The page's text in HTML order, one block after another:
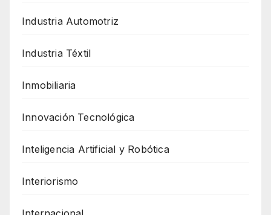
Industria Automotriz
Industria Téxtil
Inmobiliaria
Innovación Tecnológica
Inteligencia Artificial y Robótica
Interiorismo